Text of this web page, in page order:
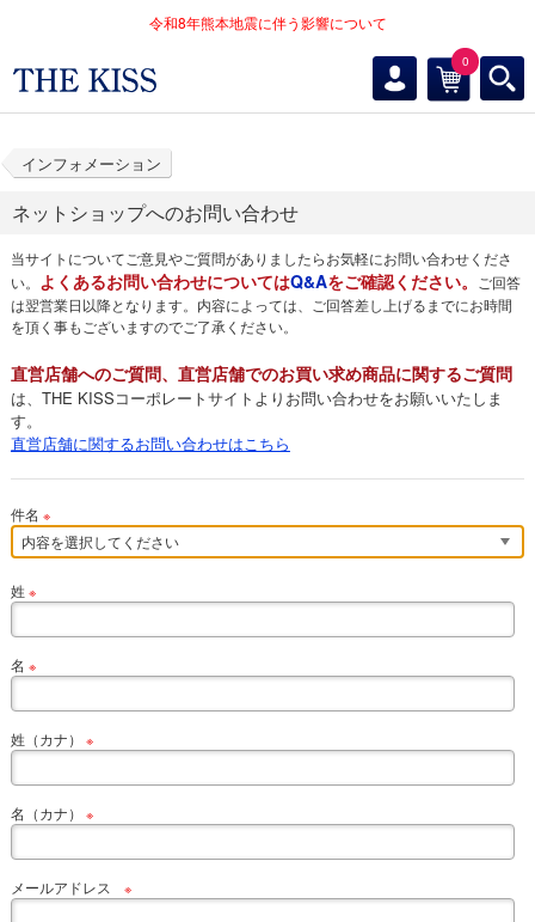
令和8年熊本地震に伴う影響について
0
インフォメーション
ネットショップへのお問い合わせ
当サイトについてご意見やご質問がありましたらお気軽にお問い合わせくださ
い。 よくあるお問い合わせについてはQ&Aをご確認ください。
ご回答
は翌営業日以降となります。内容によっては、ご回答差し上げるまでにお時間
を頂く事もございますのでご了承ください。
直営店舗へのご質問、直営店舗でのお買い求め商品に関するご質問
は、THE KISSコーポレートサイトよりお問い合わせをお願いいたしま
す。
直営店舗に関するお問い合わせはこちら
件名 ※
姓 ※
名 ※
姓（カナ） ※
名（カナ） ※
メールアドレス ※